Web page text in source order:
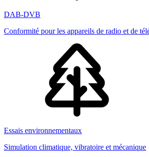
DAB-DVB
Conformité pour les appareils de radio et de
Essais environnementaux
Simulation climatique, vibratoire et mécanique